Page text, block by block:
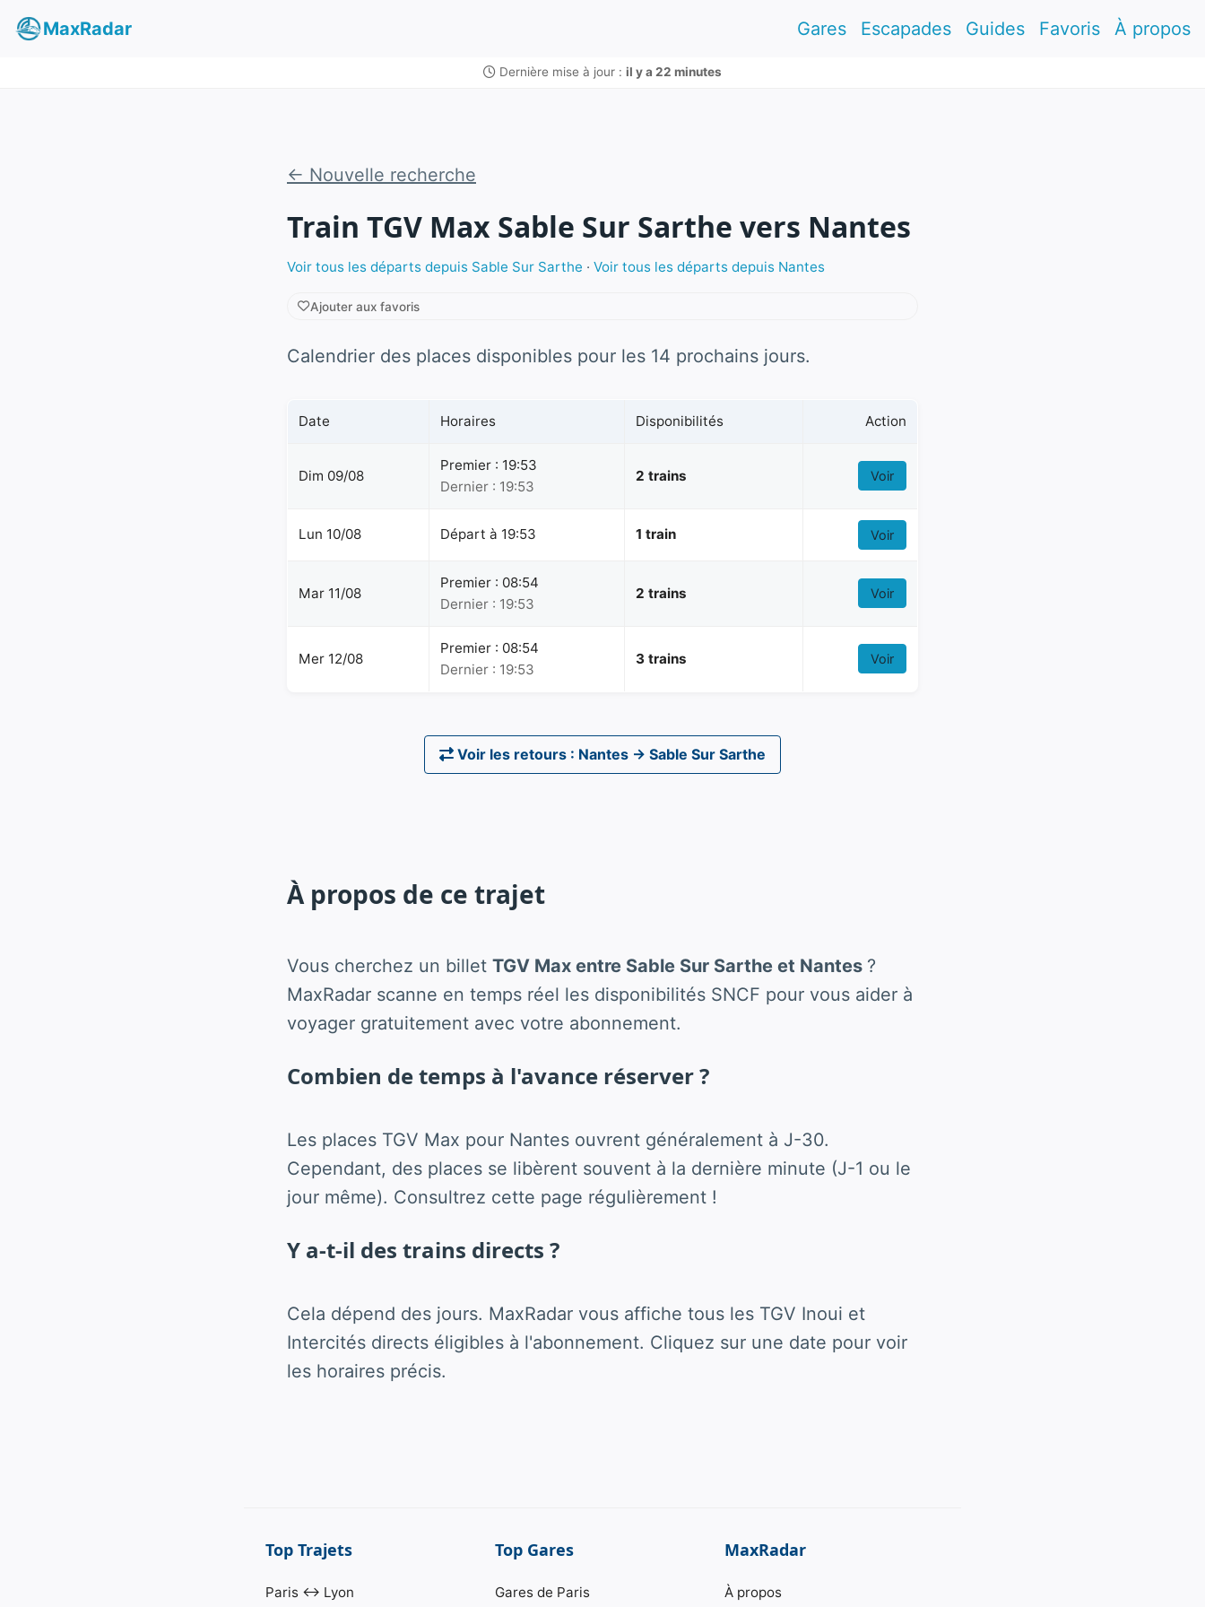
MaxRadar Gares Escapades Guides Favoris À propos
Dernière mise à jour : il y a 22 minutes
← Nouvelle recherche
Train TGV Max Sable Sur Sarthe vers Nantes
Voir tous les départs depuis Sable Sur Sarthe · Voir tous les départs depuis Nantes
Ajouter aux favoris
Calendrier des places disponibles pour les 14 prochains jours.
Date Horaires Disponibilités Action
Dim 09/08
Premier : 19:53
Dernier : 19:53
2 trains Voir
Lun 10/08 Départ à 19:53 1 train Voir
Mar 11/08
Premier : 08:54
Dernier : 19:53
2 trains Voir
Mer 12/08
Premier : 08:54
Dernier : 19:53
3 trains Voir
Voir les retours : Nantes → Sable Sur Sarthe
À propos de ce trajet
Vous cherchez un billet TGV Max entre Sable Sur Sarthe et Nantes ?
MaxRadar scanne en temps réel les disponibilités SNCF pour vous aider à
voyager gratuitement avec votre abonnement.
Combien de temps à l'avance réserver ?
Les places TGV Max pour Nantes ouvrent généralement à J-30.
Cependant, des places se libèrent souvent à la dernière minute (J-1 ou le
jour même). Consultrez cette page régulièrement !
Y a-t-il des trains directs ?
Cela dépend des jours. MaxRadar vous affiche tous les TGV Inoui et
Intercités directs éligibles à l'abonnement. Cliquez sur une date pour voir
les horaires précis.
Top Trajets
Paris ↔ Lyon
Top Gares
Gares de Paris
MaxRadar
À propos